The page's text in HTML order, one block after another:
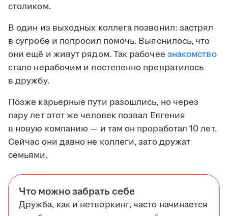
столиком.
В один из выходных коллега позвонил: застрял
в сугробе и попросил помочь. Выяснилось, что
они ещё и живут рядом. Так рабочее знакомство
стало нерабочим и постепенно превратилось
в дружбу.
Позже карьерные пути разошлись, но через
пару лет этот же человек позвал Евгения
в новую компанию — и там он проработал 10 лет.
Сейчас они давно не коллеги, зато дружат
семьями.
Что можно забрать себе
Дружба, как и нетворкинг, часто начинается